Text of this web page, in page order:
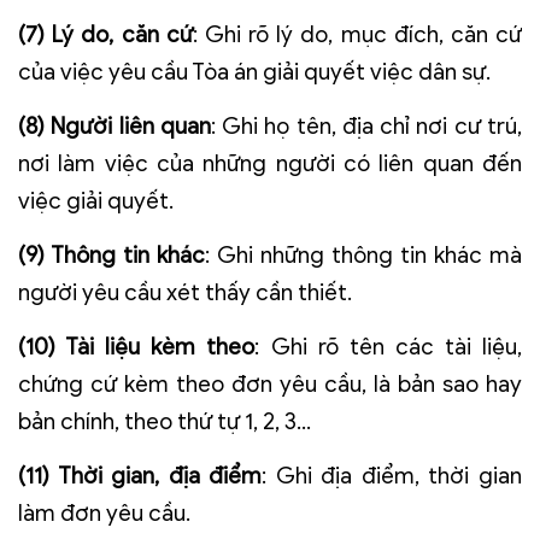
(7) Lý do, căn cứ: Ghi rõ lý do, mục đích, căn cứ
của việc yêu cầu Tòa án giải quyết việc dân sự.
(8) Người liên quan: Ghi họ tên, địa chỉ nơi cư trú,
nơi làm việc của những người có liên quan đến
việc giải quyết.
(9) Thông tin khác: Ghi những thông tin khác mà
người yêu cầu xét thấy cần thiết.
(10) Tài liệu kèm theo: Ghi rõ tên các tài liệu,
chứng cứ kèm theo đơn yêu cầu, là bản sao hay
bản chính, theo thứ tự 1, 2, 3...
(11) Thời gian, địa điểm: Ghi địa điểm, thời gian
làm đơn yêu cầu.